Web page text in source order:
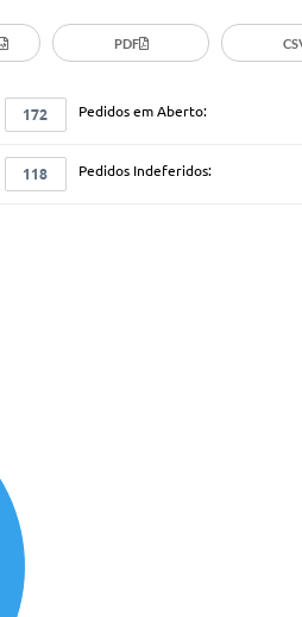
PDF
172 Pedidos em Aberto:
118 Pedidos Indeferidos: